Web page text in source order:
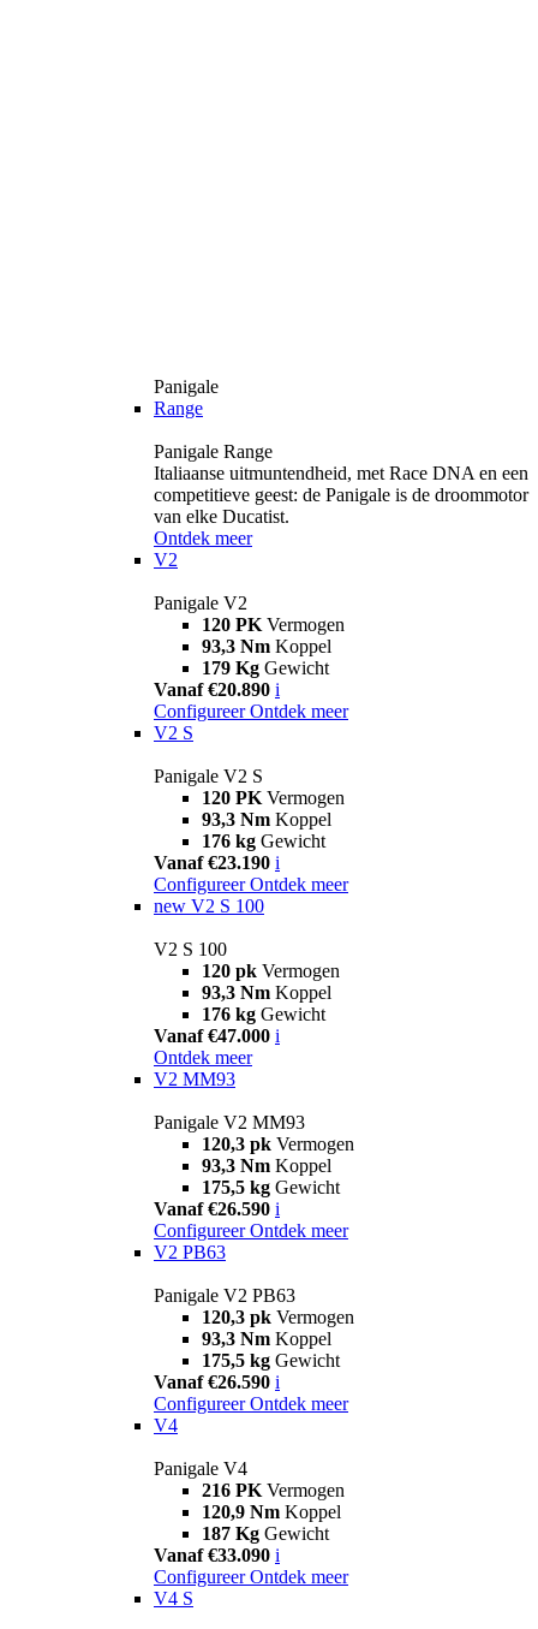
Panigale
Range
Panigale Range
Italiaanse uitmuntendheid, met Race DNA en een
competitieve geest: de Panigale is de droommotor
van elke Ducatist.
Ontdek meer
V2
Panigale V2
120 PK Vermogen
93,3 Nm Koppel
179 Kg Gewicht
Vanaf €20.890 i
Configureer Ontdek meer
V2 S
Panigale V2 S
120 PK Vermogen
93,3 Nm Koppel
176 kg Gewicht
Vanaf €23.190 i
Configureer Ontdek meer
new V2 S 100
V2 S 100
120 pk Vermogen
93,3 Nm Koppel
176 kg Gewicht
Vanaf €47.000 i
Ontdek meer
V2 MM93
Panigale V2 MM93
120,3 pk Vermogen
93,3 Nm Koppel
175,5 kg Gewicht
Vanaf €26.590 i
Configureer Ontdek meer
V2 PB63
Panigale V2 PB63
120,3 pk Vermogen
93,3 Nm Koppel
175,5 kg Gewicht
Vanaf €26.590 i
Configureer Ontdek meer
V4
Panigale V4
216 PK Vermogen
120,9 Nm Koppel
187 Kg Gewicht
Vanaf €33.090 i
Configureer Ontdek meer
V4 S